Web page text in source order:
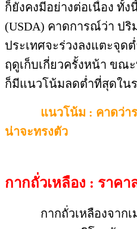
ก็ยังคงมีอย่างต่อเนื่อง ทั้ง
(USDA) คาดการณ์ว่า ป
ประเทศจะร่วงลงแตะจุด
ฤดูเก็บเกี่ยวครั้งหน้า ขณ
ก็มีแนวโน้มลดต่ำที่สุดใน
แนวโน้ม : คาดว่า
น่าจะทรงตัว
กากถั่วเหลือง : ราคา
กากถั่วเหลืองจากเม